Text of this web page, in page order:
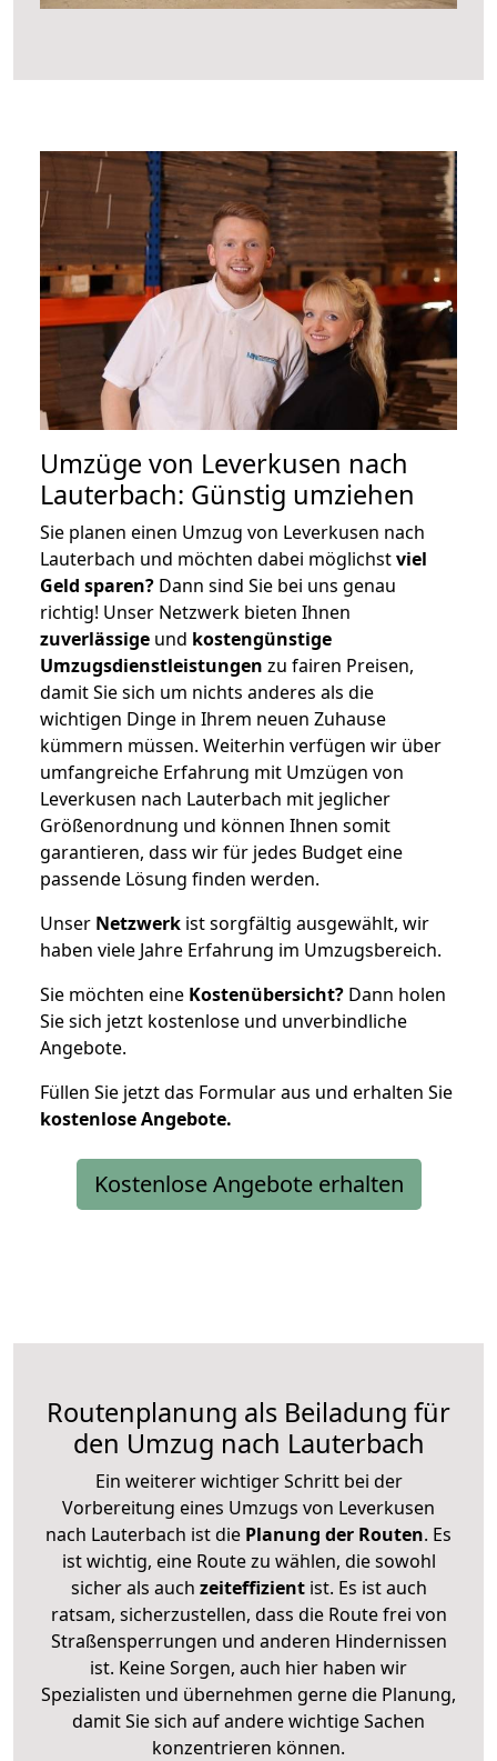
Umzüge von Leverkusen nach
Lauterbach: Günstig umziehen
Sie planen einen Umzug von Leverkusen nach
Lauterbach und möchten dabei möglichstviel
Geld sparen? Dann sind Sie bei uns genau
richtig! Unser Netzwerk bieten Ihnen
zuverlässige und kostengünstige
Umzugsdienstleistungen zu fairen Preisen,
damit Sie sich um nichts anderes als die
wichtigen Dinge in Ihrem neuen Zuhause
kümmern müssen. Weiterhin verfügen wir über
umfangreiche Erfahrung mit Umzügen von
Leverkusen nach Lauterbach mit jeglicher
Größenordnung und können Ihnen somit
garantieren, dass wir für jedes Budget eine
passende Lösung finden werden.
Unser Netzwerk ist sorgfältig ausgewählt, wir
haben viele Jahre Erfahrung im Umzugsbereich.
Sie möchten eine Kostenübersicht? Dann holen
Sie sich jetzt kostenlose und unverbindliche
Angebote.
Füllen Sie jetzt das Formular aus und erhalten Sie
kostenloseAngebote.
Kostenlose Angebote erhalten
Routenplanung als Beiladung für
den Umzug nach Lauterbach
Ein weiterer wichtiger Schritt bei der
Vorbereitung eines Umzugs von Leverkusen
nach Lauterbach ist die Planung der Routen. Es
ist wichtig, eine Route zu wählen, die sowohl
sicher als auch zeiteffizientist. Es ist auch
ratsam, sicherzustellen, dass die Route frei von
Straßensperrungen und anderen Hindernissen
ist. Keine Sorgen, auch hier haben wir
Spezialisten und übernehmen gerne die Planung,
damit Sie sich auf andere wichtige Sachen
konzentrieren können.